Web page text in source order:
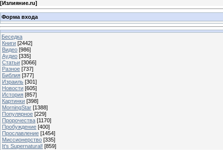
[Излияние.ru]
Форма входа
Беседка
Книги [2442]
Видео [986]
Аудио [335]
Статьи [3066]
Разное [737]
Библия [377]
Израиль [301]
Новости [605]
История [857]
Картинки [398]
MorningStar [1388]
Популярное [229]
Пророчества [1170]
Пробуждение [400]
Прославление [1454]
Миссионерство [335]
It's Supernatural! [859]